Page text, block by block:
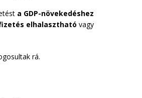
a GDP-növekedéshez
elhalasztható vagy
rá.